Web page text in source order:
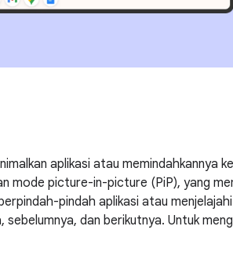
aplikasi atau memindahkannya
mode picture-in-picture (PiP), yang
pindah aplikasi atau
dan berikutnya. Untuk